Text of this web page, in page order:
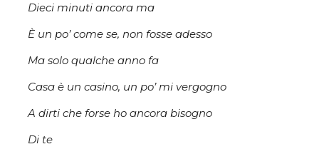
Dieci minuti ancora ma
È un po’ come se, non fosse adesso
Ma solo qualche anno fa
Casa è un casino, un po’ mi vergogno
A dirti che forse ho ancora bisogno
Di te